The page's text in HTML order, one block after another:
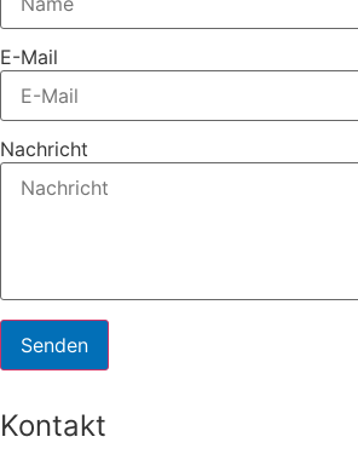
E-Mail
Nachricht
Senden
Kontakt